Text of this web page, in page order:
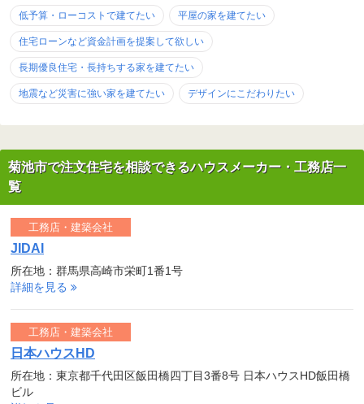
低予算・ローコストで建てたい 平屋の家を建てたい
住宅ローンなど資金計画を提案して欲しい
長期優良住宅・長持ちする家を建てたい
地震など災害に強い家を建てたい デザインにこだわりたい
菊池市で注文住宅を相談できるハウスメーカー・工務店一
覧
JIDAI
所在地：群馬県高崎市栄町1番1号
詳細を見る
工務店・建築会社
日本ハウスHD
所在地：東京都千代田区飯田橋四丁目3番8号 日本ハウスHD飯田橋
ビル
工務店・建築会社